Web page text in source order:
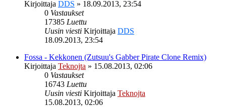
Kirjoittaja DDS » 18.09.2013, 23:54
0 Vastaukset
17385 Luettu
Uusin viesti Kirjoittaja DDS
18.09.2013, 23:54
Fossa - Kekkonen (Zutsuu's Gabber Pirate Clone Remix)
Kirjoittaja Teknojta » 15.08.2013, 02:06
0 Vastaukset
16743 Luettu
Uusin viesti Kirjoittaja Teknojta
15.08.2013, 02:06